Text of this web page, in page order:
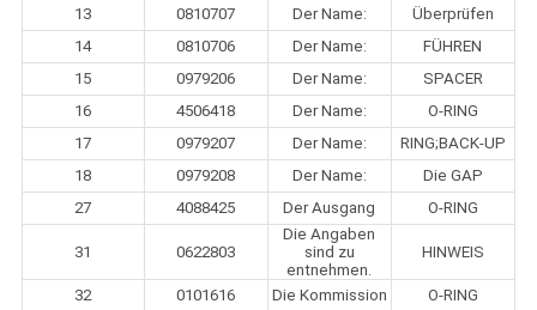
13
0810707 Der Name:
Überprüfen
14
0810706 Der Name:
FÜHREN
15
0979206 Der Name:
SPACER
16
4506418 Der Name:
O-RING
17
0979207 Der Name:
RING;BACK-UP
18
0979208 Der Name:
Die GAP
27
4088425 Der Ausgang O-RING
31 0622803
Die Angaben
sind zu
entnehmen.
HINWEIS
32 0101616 Die Kommission
O-RING